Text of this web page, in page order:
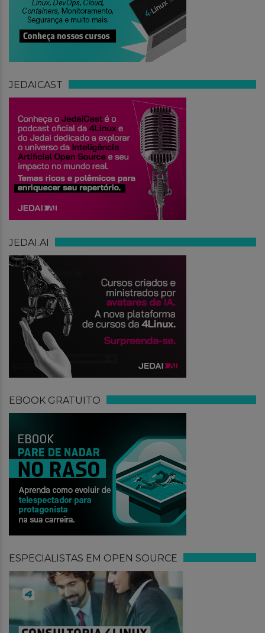
JEDAICAST
JEDAI.AI
EBOOK GRATUITO
ESPECIALISTAS EM OPEN SOURCE